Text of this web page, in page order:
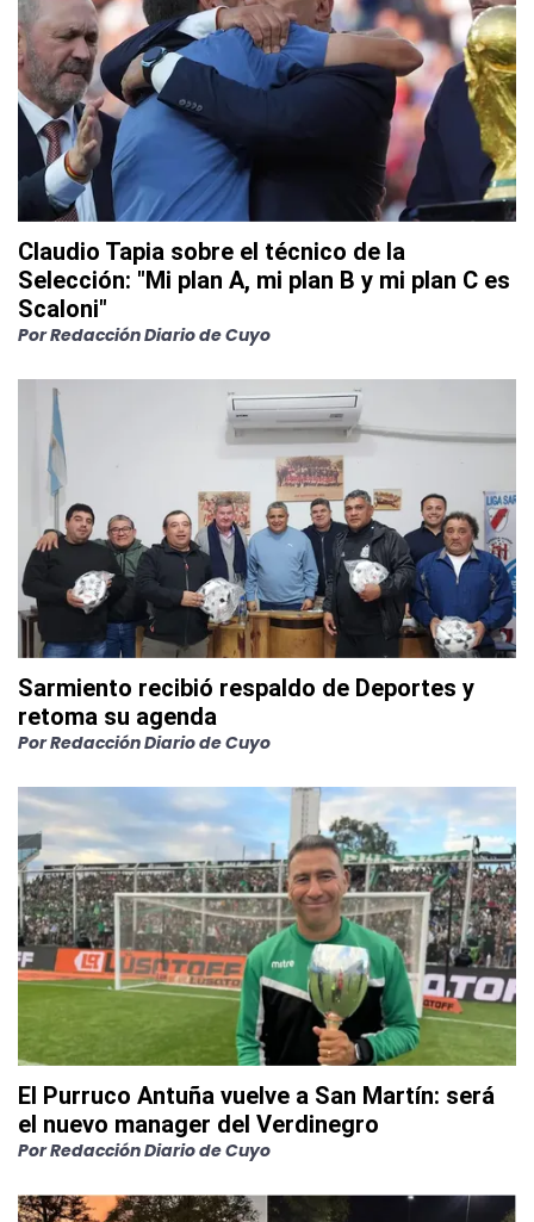
Claudio Tapia sobre el técnico de la
Selección: "Mi plan A, mi plan B y mi plan C es
Scaloni"
PorRedacción Diario de Cuyo
Sarmiento recibió respaldo de Deportes y
retoma su agenda
PorRedacción Diario de Cuyo
El Purruco Antuña vuelve a San Martín: será
el nuevo manager del Verdinegro
PorRedacción Diario de Cuyo